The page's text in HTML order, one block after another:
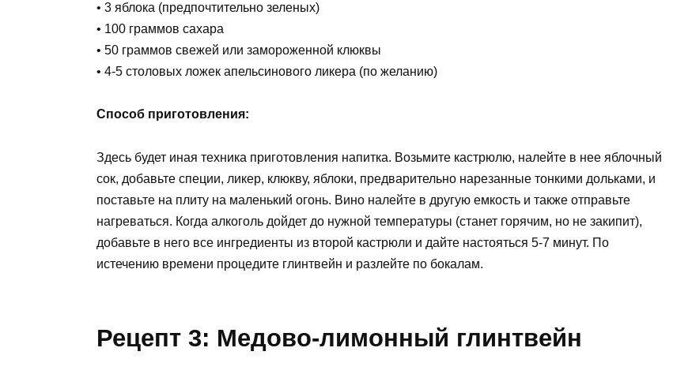
• 3 яблока (предпочтительно зеленых)
• 100 граммов сахара
• 50 граммов свежей или замороженной клюквы
• 4-5 столовых ложек апельсинового ликера (по желанию)
Способ приготовления:
Здесь будет иная техника приготовления напитка. Возьмите кастрюлю, налейте в нее яблочный
сок, добавьте специи, ликер, клюкву, яблоки, предварительно нарезанные тонкими дольками, и
поставьте на плиту на маленький огонь. Вино налейте в другую емкость и также отправьте
нагреваться. Когда алкоголь дойдет до нужной температуры (станет горячим, но не закипит),
добавьте в него все ингредиенты из второй кастрюли и дайте настояться 5-7 минут. По
истечению времени процедите глинтвейн и разлейте по бокалам.
Рецепт 3: Медово-лимонный глинтвейн